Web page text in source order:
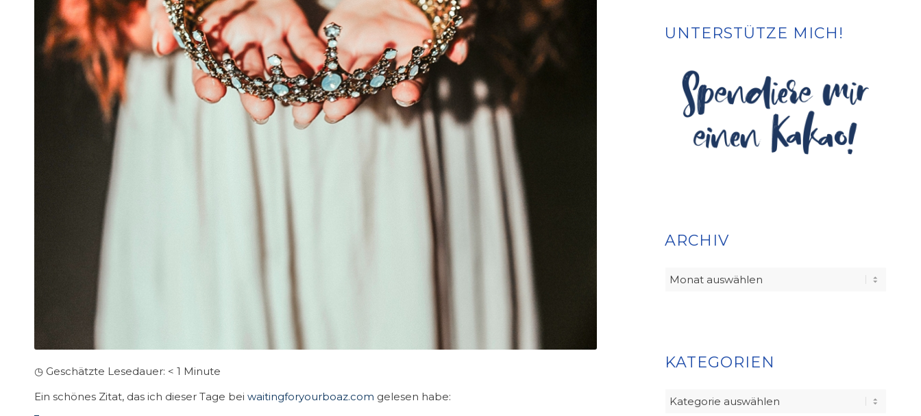
◷ Geschätzte Lesedauer: < 1 Minute
Ein schönes Zitat, das ich dieser Tage bei waitingforyourboaz.com gelesen habe:
UNTERSTÜTZE MICH!
ARCHIV
KATEGORIEN
Kategorien